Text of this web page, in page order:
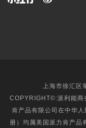
上海市徐汇区
COPYRIGHT©:派利能商
肯产品有限公司在中华
册）均属美国派力肯产品